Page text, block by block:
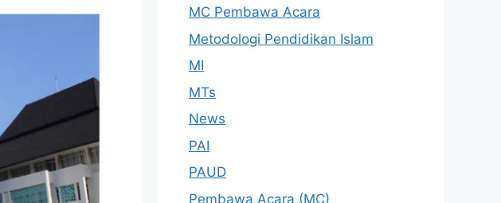
MC Pembawa Acara
Metodologi Pendidikan Islam
MI
MTs
News
PAI
PAUD
Pembawa Acara (MC)